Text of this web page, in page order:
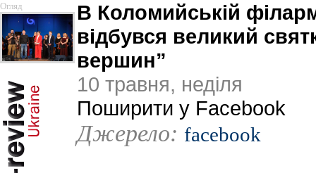
Огляд
В Коломийській
відбувся великий
вершин”
10 травня, неділя
Поширити у Facebook
Джерело: facebook